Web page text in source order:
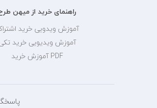
راهنمای خرید از میهن
آموزش ویدویی خرید
آموزش ویدیویی خرید
PDF آموزش خرید